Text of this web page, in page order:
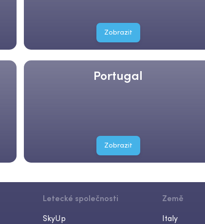
Zobrazit
Portugal
Zobrazit
Letecké společnosti
SkyUp
Země
Italy